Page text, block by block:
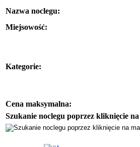
Nazwa noclegu:
Miejsowość:
Kategorie:
Cena maksymalna:
Szukanie noclegu poprzez kliknięcie